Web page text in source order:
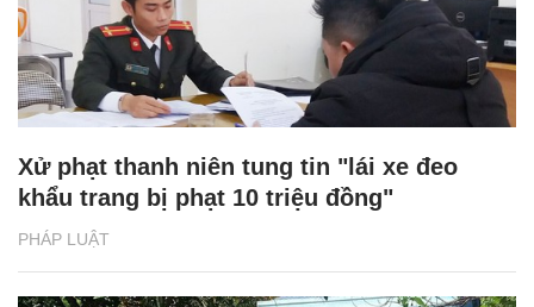
PHÁP LUẬT
Xử phạt thanh niên tung tin "lái xe đeo
khẩu trang bị phạt 10 triệu đồng"